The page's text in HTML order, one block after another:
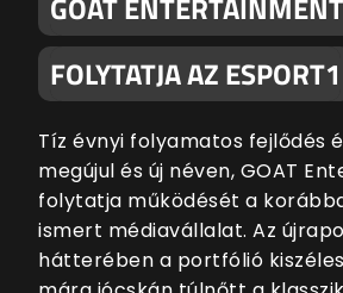
GOAT
FOLYTATJA AZ ESPORT1
Tíz évnyi folyamatos fejlődés
megújul és új néven, GOAT
folytatja működését a
ismert médiavállalat. Az
hátterében a portfólió